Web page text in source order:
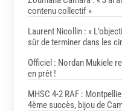
contenu collectif »
Laurent Nicollin : «
sûr de terminer dans les
Officiel : Nordan Mukiele
en prêt !
MHSC 4-2 RAF :
4ème succès, bijou de